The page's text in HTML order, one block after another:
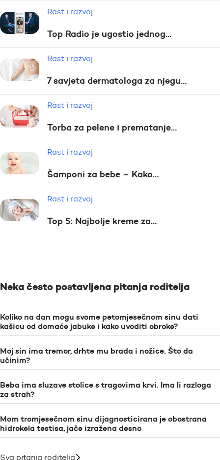
Rast i razvoj
Top Radio je ugostio jednog…
Rast i razvoj
7 savjeta dermatologa za njegu…
Rast i razvoj
Torba za pelene i prematanje…
Rast i razvoj
Šamponi za bebe – Kako…
Rast i razvoj
Top 5: Najbolje kreme za…
Neka često postavljena pitanja roditelja
Koliko na dan mogu svome petomjesečnom sinu dati
kašicu od domaće jabuke i kako uvoditi obroke?
Moj sin ima tremor, drhte mu brada i nožice. Što da
učinim?
Beba ima sluzave stolice s tragovima krvi. Ima li razloga
za strah?
Mom tromjesečnom sinu dijagnosticirana je obostrana
hidrokela testisa, jače izražena desno
Sva pitanja roditelja